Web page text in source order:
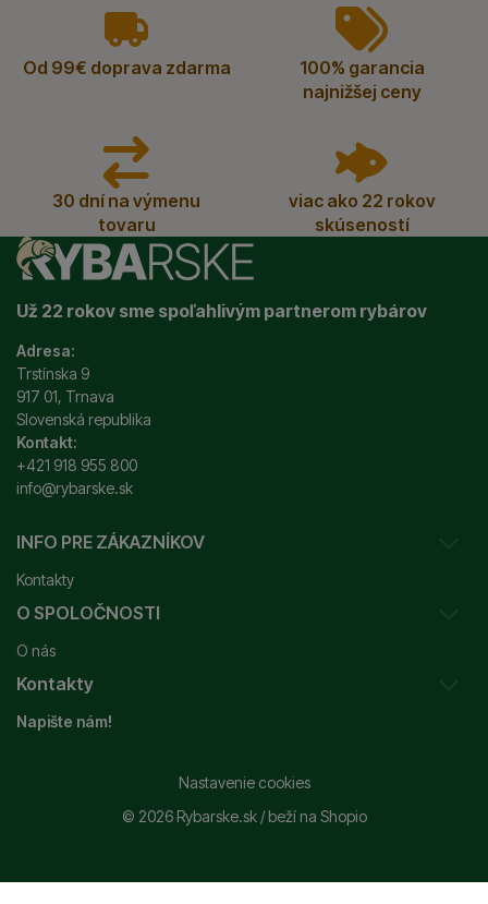
vyhody
Od 99€ doprava zdarma
100% garancia
najnižšej ceny
30 dní na výmenu
tovaru
viac ako 22 rokov
skúseností
Už 22 rokov sme spoľahlivým partnerom rybárov
Adresa:
Trstínska 9
917 01, Trnava
Slovenská republika
Kontakt:
+421 918 955 800
info@rybarske.sk
INFO PRE ZÁKAZNÍKOV
Kontakty
Sledovanie vašej zásielky
Ako reklamovať / vrátiť tovar
Obchodné podmienky
Odstúpenie od zmluvy
Nákup, doprava, doručenie
Používanie súborov cookie
O SPOLOČNOSTI
O nás
Prečo nakupovať u nás?
Garancia najnižšej ceny
Kontakty
Napište nám!
Rybarske.sk - PNEUMATO s.r.o.
Nastavenie cookies
© 2026 Rybarske.sk / beží na Shopio